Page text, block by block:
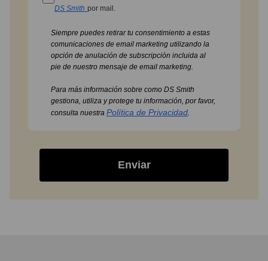
DS Smith por mail.
Siempre puedes retirar tu consentimiento a estas
comunicaciones de email marketing utilizando la
opción de anulación de subscripción incluida al
pie de nuestro mensaje de email marketing.
Para más información sobre como DS Smith
gestiona, utiliza y protege tu información, por favor,
consulta nuestra Política de Privacidad.
Enviar